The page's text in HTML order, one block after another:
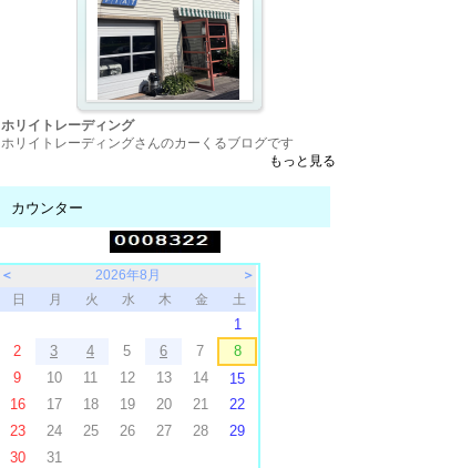
ホリイトレーディング
ホリイトレーディングさんのカーくるブログです
もっと見る
カウンター
＜ 2026年8月
＞
日
月 火 水 木 金 土
1
2
3 4 5 6 7
8
9
10 11 12 13 14
15
16
17 18 19 20 21
22
23
24 25 26 27 28
29
30
31